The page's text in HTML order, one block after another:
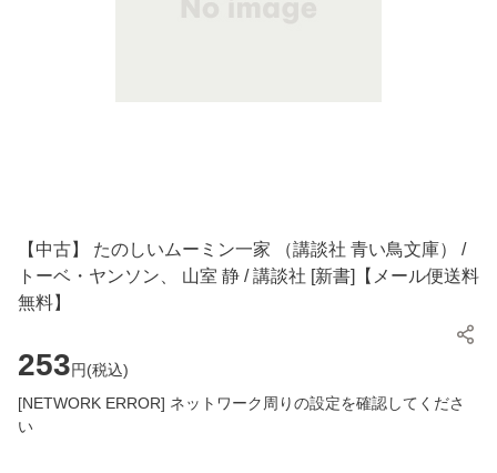
【中古】 たのしいムーミン一家 （講談社 青い鳥文庫） /
トーベ・ヤンソン、 山室 静 / 講談社 [新書]【メール便送料
無料】
253円(税込)
[NETWORK ERROR] ネットワーク周りの設定を確認してくださ
い